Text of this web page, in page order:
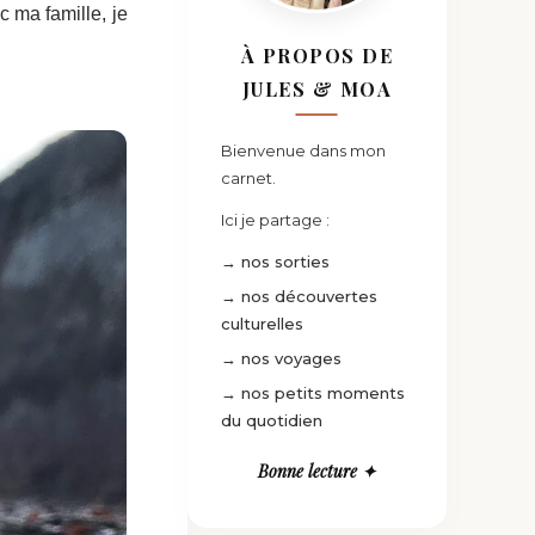
ma famille, je
À PROPOS DE
JULES & MOA
Bienvenue dans mon
carnet.
Ici je partage :
→ nos sorties
→ nos découvertes
culturelles
→ nos voyages
→ nos petits moments
du quotidien
Bonne lecture ✦